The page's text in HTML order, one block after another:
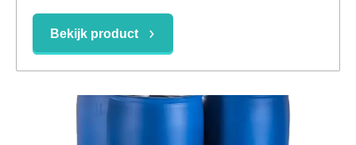
Bekijk product